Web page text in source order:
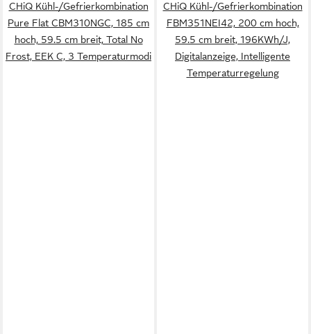
CHiQ Kühl-/Gefrierkombination
Pure Flat CBM310NGC, 185 cm
hoch, 59.5 cm breit, Total No
Frost, EEK C, 3 Temperaturmodi
CHiQ Kühl-/Gefrierkombination
FBM351NEI42, 200 cm hoch,
59.5 cm breit, 196KWh/J,
Digitalanzeige, Intelligente
Temperaturregelung